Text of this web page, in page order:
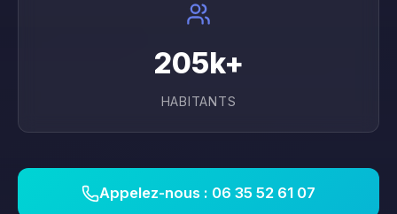
205k+
HABITANTS
Appelez-nous : 06 35 52 61 07